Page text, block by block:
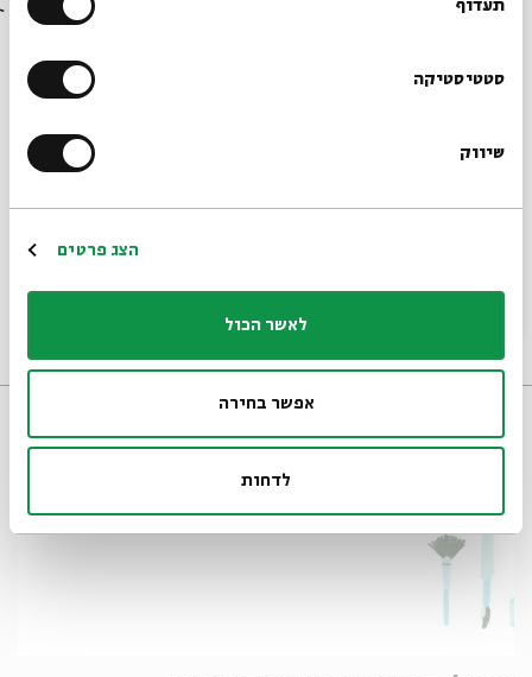
תעדוף
סטטיסטיקה
שיווק
הצג פרטים
לאשר הכול
אפשר בחירה
לדחות
גילי עזרן, שי אלפרט
18/11/25